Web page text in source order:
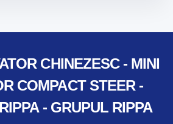
CHINEZESC - MINI
COMPACT STEER -
- GRUPUL RIPPA